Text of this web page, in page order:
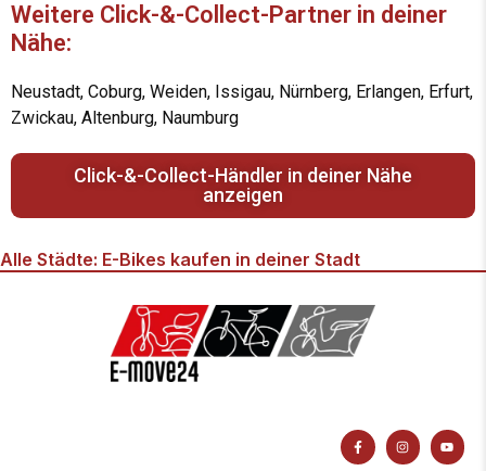
Weitere Click-&-Collect-Partner in deiner
Nähe:
Neustadt, Coburg, Weiden, Issigau, Nürnberg, Erlangen, Erfurt,
Zwickau, Altenburg, Naumburg
Click-&-Collect-Händler in deiner Nähe
anzeigen
Alle Städte: E-Bikes kaufen in deiner Stadt
F
a
c
I
n
s
Y
o
u